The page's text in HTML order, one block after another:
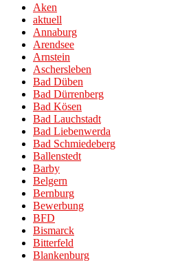
Aken
aktuell
Annaburg
Arendsee
Arnstein
Aschersleben
Bad Düben
Bad Dürrenberg
Bad Kösen
Bad Lauchstadt
Bad Liebenwerda
Bad Schmiedeberg
Ballenstedt
Barby
Belgern
Bernburg
Bewerbung
BFD
Bismarck
Bitterfeld
Blankenburg